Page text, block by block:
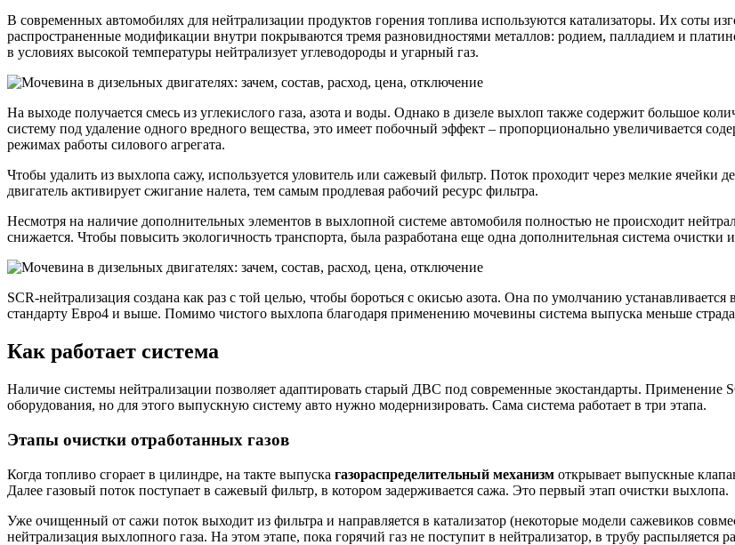
В современных автомобилях для нейтрализации продуктов горения топлива используются катализаторы. Их соты
распространенные модификации внутри покрываются тремя разновидностями металлов: родием, палладием и
в условиях высокой температуры нейтрализует углеводороды и угарный газ.
На выходе получается смесь из углекислого газа, азота и воды. Однако в дизеле выхлоп также содержит большое
систему под удаление одного вредного вещества, это имеет побочный эффект – пропорционально увеличивается
режимах работы силового агрегата.
Чтобы удалить из выхлопа сажу, используется уловитель или сажевый фильтр. Поток проходит через мелкие ячейки
двигатель активирует сжигание налета, тем самым продлевая рабочий ресурс фильтра.
Несмотря на наличие дополнительных элементов в выхлопной системе автомобиля полностью не происходит
снижается. Чтобы повысить экологичность транспорта, была разработана еще одна дополнительная система
SCR-нейтрализация создана как раз с той целью, чтобы бороться с окисью азота. Она по умолчанию
стандарту Евро4 и выше. Помимо чистого выхлопа благодаря применению мочевины система выпуска меньше
Как работает система
Наличие системы нейтрализации позволяет адаптировать старый ДВС под современные экостандарты. Применение
оборудования, но для этого выпускную систему авто нужно модернизировать. Сама система работает в три этапа.
Этапы очистки отработанных газов
Когда топливо сгорает в цилиндре, на такте выпуска газораспределительный механизм открывает выпускные
Далее газовый поток поступает в сажевый фильтр, в котором задерживается сажа. Это первый этап очистки выхлопа.
Уже очищенный от сажи поток выходит из фильтра и направляется в катализатор (некоторые модели сажевиков
нейтрализация выхлопного газа. На этом этапе, пока горячий газ не поступит в нейтрализатор, в трубу распыляется